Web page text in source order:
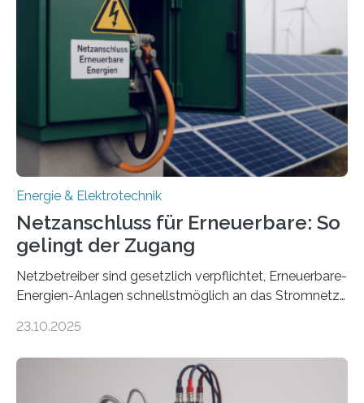
Konzepten zur langfristigen Energiespeicherung in
sektorübergreifend vernetzten Energiesystemen. Das
Projekt startete am 15. Oktober 2025, hat eine Laufzeit
von drei Jahren und ein Gesamtvolumen von rund 2,9
Millionen Euro, wovon 2,6 Millionen Euro durch das
Ministerium für Umwelt, Klima und…
Energie & Elektrotechnik
Netzanschluss für Erneuerbare: So
gelingt der Zugang
Netzbetreiber sind gesetzlich verpflichtet, Erneuerbare-
Energien-Anlagen schnellstmöglich an das Stromnetz
ermöglichen. Doch der dafür nötige Netzausbau hinkt
einem „Anschlussstau“. Die Stiftung
Umweltenergierecht hat den Rechtsrahmen in einem
23.10.2025